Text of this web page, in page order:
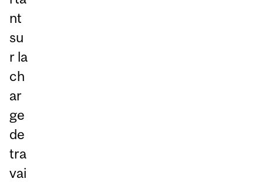
nt
su
r la
ch
ar
ge
de
tra
vai